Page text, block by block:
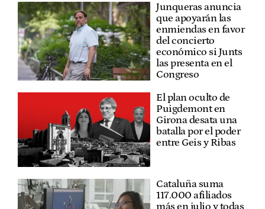
Junqueras anuncia
que apoyarán las
enmiendas en favor
del concierto
económico si Junts
las presenta en el
Congreso
El plan oculto de
Puigdemont en
Girona desata una
batalla por el poder
entre Geis y Ribas
Cataluña suma
117.000 afiliados
más en julio y todas